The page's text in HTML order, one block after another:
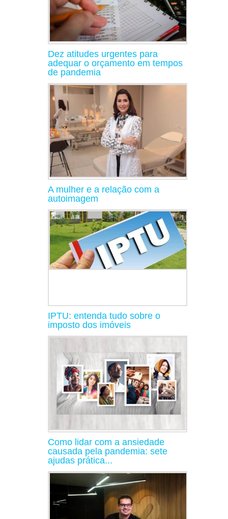
Dez atitudes urgentes para
adequar o orçamento em tempos
de pandemia
A mulher e a relação com a
autoimagem
IPTU: entenda tudo sobre o
imposto dos imóveis
Como lidar com a ansiedade
causada pela pandemia: sete
ajudas prática...